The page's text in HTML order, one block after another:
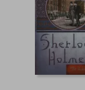
45%
dcto.